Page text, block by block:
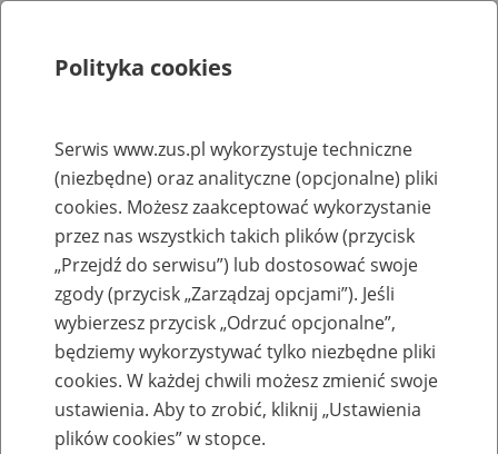
Rejestry, ewidencje i archiwa
Baza zlikwidowanych lub
przekształconych zakładów pracy
Nazwa zakładu pracy:
Polityka cookies
Serwis www.zus.pl wykorzystuje techniczne
(niezbędne) oraz analityczne (opcjonalne) pliki
cookies. Możesz zaakceptować wykorzystanie
przez nas wszystkich takich plików (przycisk
„Przejdź do serwisu”) lub dostosować swoje
zgody (przycisk „Zarządzaj opcjami”). Jeśli
wybierzesz przycisk „Odrzuć opcjonalne”,
będziemy wykorzystywać tylko niezbędne pliki
cookies. W każdej chwili możesz zmienić swoje
ustawienia. Aby to zrobić, kliknij „Ustawienia
plików cookies” w stopce.